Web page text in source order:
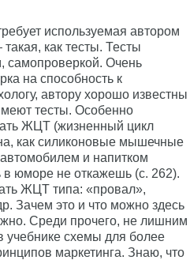
используемая автором
как тесты. Тесты
самопроверкой. Очень
на способность к
автору хорошо известны
тесты. Особенно
ЖЦТ (жизненный цикл
как силиконовые мышечные
и напитком
в юморе не откажешь (с. 262).
ЖЦТ типа: «провал»,
Зачем это и что можно здесь
Среди прочего, не лишним
учебнике схемы для более
маркетинга. Знаю, что